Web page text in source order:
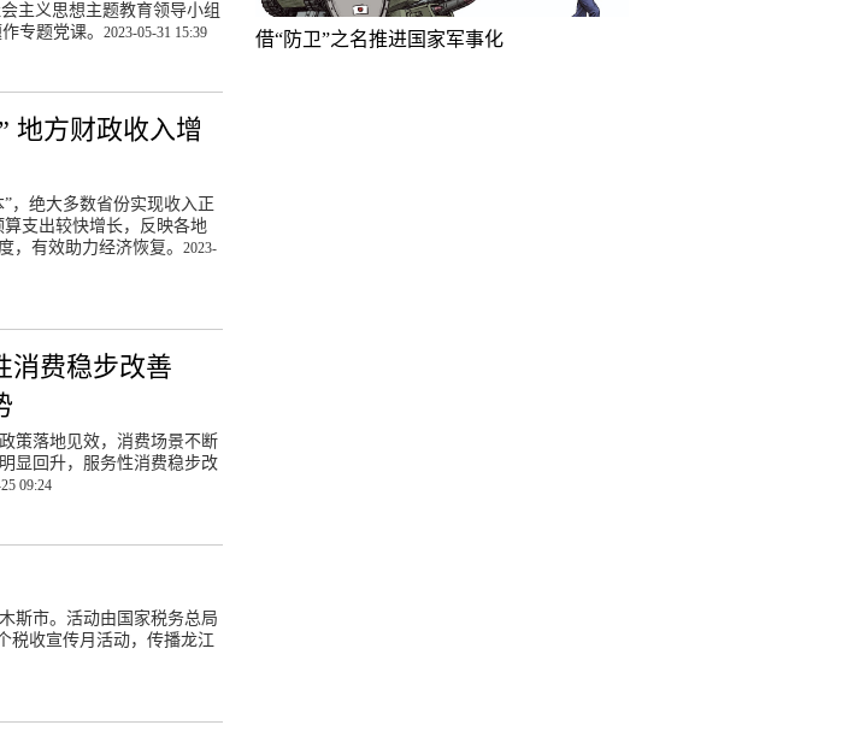
主义思想主题教育领导小组
专题党课。 2023-05-31 15:39
地方财政收入增
，绝大多数省份实现收入正
支出较快增长，反映各地
，有效助力经济恢复。2023-
消费稳步改善
策落地见效，消费场景不断
显回升，服务性消费稳步改
09:24
斯市。活动由国家税务总局
税收宣传月活动，传播龙江
借“防卫”之名推进国家军事化